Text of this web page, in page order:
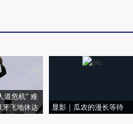
道危机” 难
牙飞地休达
显影｜瓜农的漫长等待